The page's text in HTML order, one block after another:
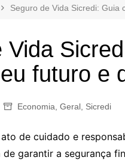
Seguro de Vida Sicredi: Guia
Vida
futuro e
Economia Geral Sicredi
de cuidado e
garantir a segurança